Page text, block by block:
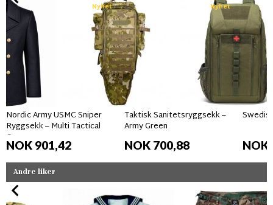
Nyhet
Nordic Army USMC Sniper
Ryggsekk – Multi Tactical
Camo
NOK 901,42
Nyhet
Taktisk Sanitetsryggsekk –
Army Green
NOK 700,88 NOK
Andre liker